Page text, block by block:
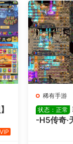
VIP
稀有手游
状态：正常
-H5传奇·